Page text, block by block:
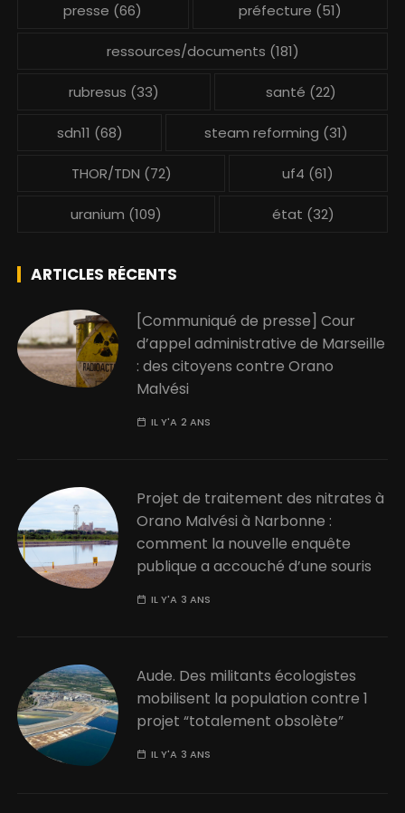
presse (66) préfecture (51)
ressources/documents (181)
rubresus (33) santé (22)
sdn11 (68) steam reforming (31)
THOR/TDN (72) uf4 (61)
uranium (109) état (32)
ARTICLES RÉCENTS
[Communiqué de presse] Cour
d’appel administrative de Marseille
: des citoyens contre Orano
Malvési
IL Y'A 2 ANS
Projet de traitement des nitrates à
Orano Malvési à Narbonne :
comment la nouvelle enquête
publique a accouché d’une souris
IL Y'A 3 ANS
Aude. Des militants écologistes
mobilisent la population contre 1
projet “totalement obsolète”
IL Y'A 3 ANS